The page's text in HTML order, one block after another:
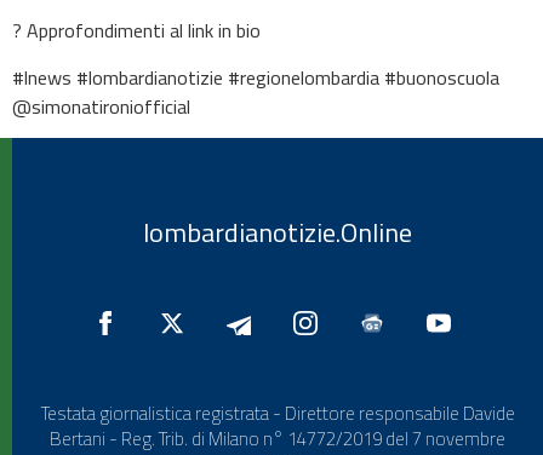
? Approfondimenti al link in bio
#lnews #lombardianotizie #regionelombardia #buonoscuola
@simonatironiofficial
lombardianotizie.Online
Testata giornalistica registrata - Direttore responsabile Davide
Bertani - Reg. Trib. di Milano n° 14772/2019 del 7 novembre